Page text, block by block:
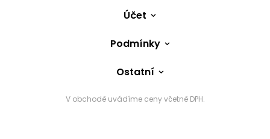
Účet
Podmínky
Ostatní
V obchodě uvádíme ceny včetně DPH.